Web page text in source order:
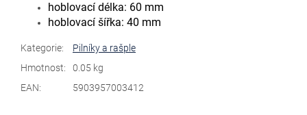
hoblovací délka: 60 mm
hoblovací šířka: 40 mm
Kategorie:
Pilníky a rašple
Hmotnost:
0.05 kg
EAN: 5903957003412